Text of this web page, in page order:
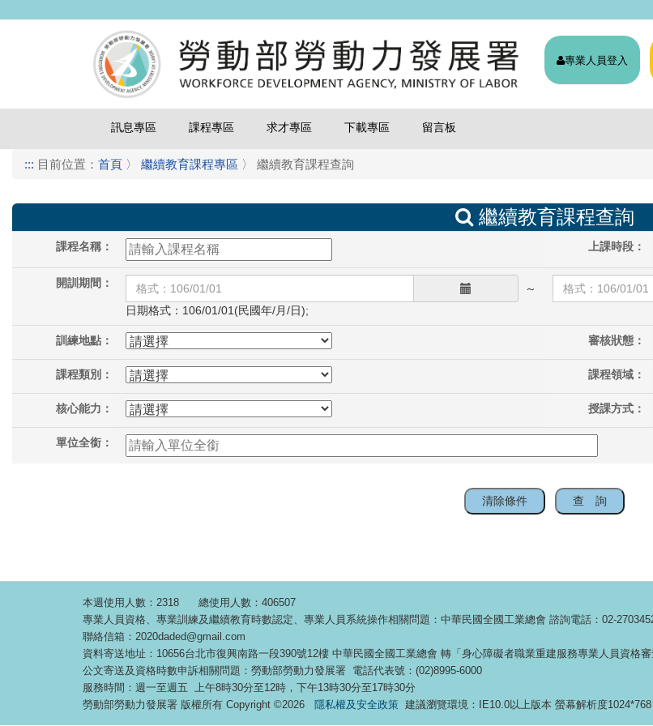
專業人員登入
訊息專區 課程專區 求才專區 下載專區 留言板
::: 目前位置： 首頁 〉 繼續教育課程專區 〉 繼續教育課程查詢
繼續教育課程查詢
課程名稱： 上課時段：
開訓期間：
～
日期格式：106/01/01(民國年/月/日);
訓練地點： 審核狀態：
課程類別： 課程領域：
核心能力： 授課方式：
單位全銜：
本週使用人數：2318
總使用人數：406507
專業人員資格、專業訓練及繼續教育時數認定、專業人員系統操作相關問題：中華民國全國工業總會 諮詢電話：02-
聯絡信箱：2020daded@gmail.com
資料寄送地址：10656台北市復興南路一段390號12樓 中華民國全國工業總會 轉「身心障礙者職業重建服務專業人員資格
公文寄送及資格時數申訴相關問題：勞動部勞動力發展署 電話代表號：(02)8995-6000
服務時間：週一至週五 上午8時30分至12時，下午13時30分至17時30分
勞動部勞動力發展署 版權所有 Copyright ©2026 隱私權及安全政策 建議瀏覽環境：IE10.0以上版本 螢幕解析度1024*768